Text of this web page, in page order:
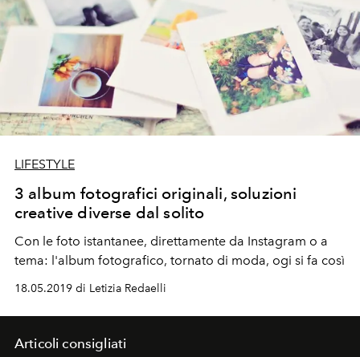
LIFESTYLE
3 album fotografici originali, soluzioni
creative diverse dal solito
Con le foto istantanee, direttamente da Instagram o a
tema: l'album fotografico, tornato di moda, ogi si fa così
18.05.2019 di Letizia Redaelli
Articoli consigliati